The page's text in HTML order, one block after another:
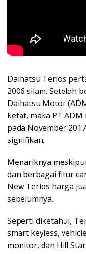
Daihatsu Terios
2006 silam. Setelah
Daihatsu Motor
ketat, maka PT
pada November
signifikan.
Menariknya
dan berbagai fitur
New Terios harga
sebelumnya.
Seperti diketahui,
smart keyless,
monitor, dan Hill